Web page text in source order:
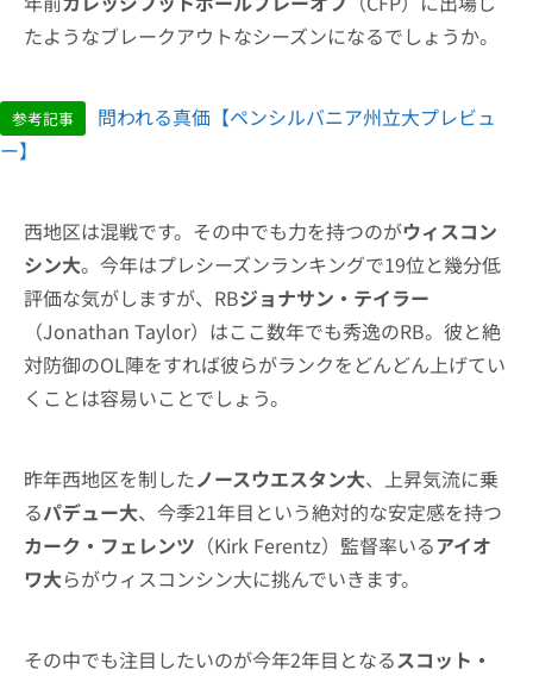
たようなブレークアウトなシーズンになるでしょうか。
参考記事
問われる真価【ペンシルバニア州立大プレビュ
ー】
西地区は混戦です。その中でも力を持つのがウィスコン
シン大。今年はプレシーズンランキングで19位と幾分低
評価な気がしますが、RBジョナサン・テイラー
（Jonathan Taylor）はここ数年でも秀逸のRB。彼と絶
対防御のOL陣をすれば彼らがランクをどんどん上げてい
くことは容易いことでしょう。
昨年西地区を制したノースウエスタン大、上昇気流に乗
るパデュー大、今季21年目という絶対的な安定感を持つ
カーク・フェレンツ （Kirk Ferentz）監督率いるアイオ
ワ大らがウィスコンシン大に挑んでいきます。
その中でも注目したいのが今年2年目となるスコット・